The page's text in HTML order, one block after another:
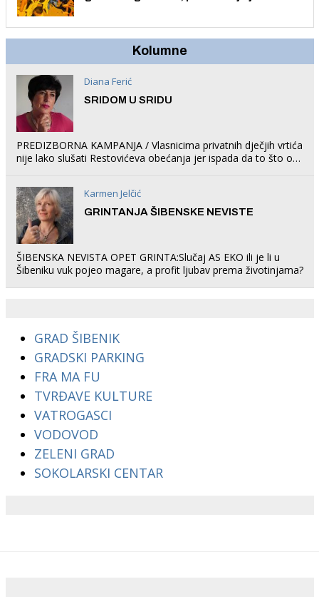
Kolumne
Diana Ferić
SRIDOM U SRIDU
PREDIZBORNA KAMPANJA / Vlasnicima privatnih dječjih vrtića
nije lako slušati Restovićeva obećanja jer ispada da to što oni
Karmen Jelčić
GRINTANJA ŠIBENSKE NEVISTE
ŠIBENSKA NEVISTA OPET GRINTA:Slučaj AS EKO ili je li u
Šibeniku vuk pojeo magare, a profit ljubav prema životinjama?
GRAD ŠIBENIK
GRADSKI PARKING
FRA MA FU
TVRĐAVE KULTURE
VATROGASCI
VODOVOD
ZELENI GRAD
SOKOLARSKI CENTAR